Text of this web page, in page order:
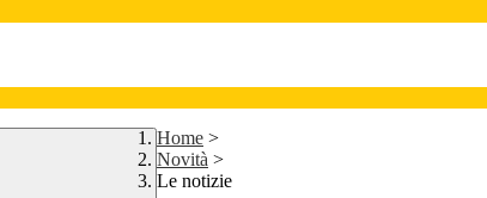
Home >
Novità >
Le notizie